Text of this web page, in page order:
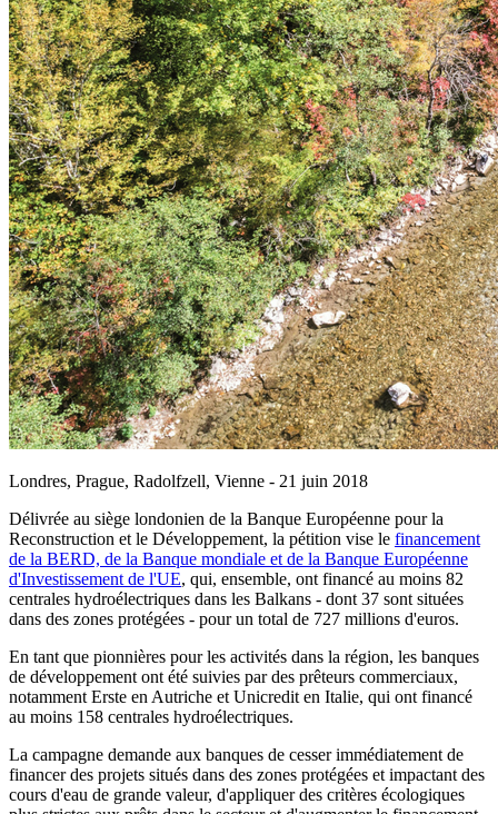
Londres, Prague, Radolfzell, Vienne - 21 juin 2018
Délivrée au siège londonien de la Banque Européenne pour la
Reconstruction et le Développement, la pétition vise le financement
de la BERD, de la Banque mondiale et de la Banque Européenne
d'Investissement de l'UE, qui, ensemble, ont financé au moins 82
centrales hydroélectriques dans les Balkans - dont 37 sont situées
dans des zones protégées - pour un total de 727 millions d'euros.
En tant que pionnières pour les activités dans la région, les banques
de développement ont été suivies par des prêteurs commerciaux,
notamment Erste en Autriche et Unicredit en Italie, qui ont financé
au moins 158 centrales hydroélectriques.
La campagne demande aux banques de cesser immédiatement de
financer des projets situés dans des zones protégées et impactant des
cours d'eau de grande valeur, d'appliquer des critères écologiques